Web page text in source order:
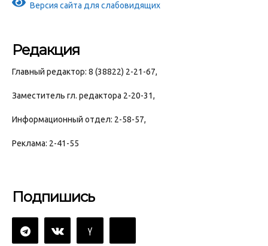
Версия сайта для слабовидящих
Редакция
Главный редактор: 8 (38822) 2-21-67,
Заместитель гл. редактора 2-20-31,
Информационный отдел: 2-58-57,
Реклама: 2-41-55
Подпишись